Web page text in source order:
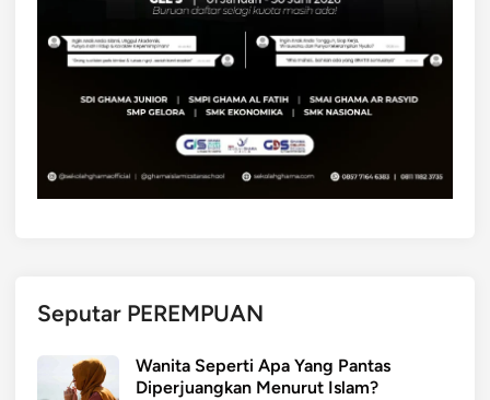
Seputar PEREMPUAN
Wanita Seperti Apa Yang Pantas
Diperjuangkan Menurut Islam?